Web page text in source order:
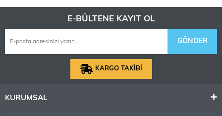
E-BÜLTENE KAYIT OL
GÖNDER
KARGO TAKİBİ
KURUMSAL